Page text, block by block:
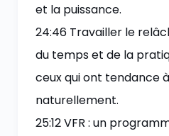
et la puissance.
24:46 Travailler le
du temps et de la
ceux qui ont tendance
naturellement.
25:12 VFR : un